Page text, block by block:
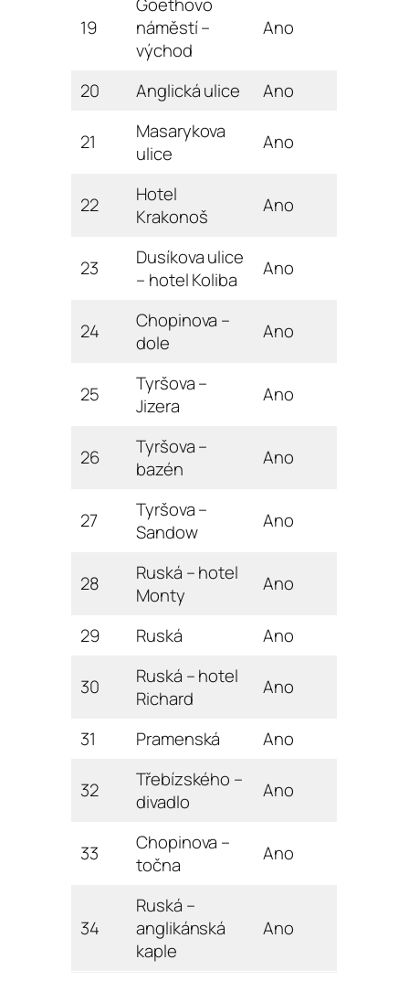
19
náměstí –
východ
Ano
20 Anglická ulice Ano
21
Masarykova
ulice
Ano
22
Hotel
Krakonoš
Ano
23
Dusíkova ulice
– hotel Koliba
Ano
24
Chopinova –
dole
Ano
25
Tyršova –
Jizera
Ano
26
Tyršova –
bazén
Ano
27
Tyršova –
Sandow
Ano
28
Ruská – hotel
Monty
Ano
29 Ruská Ano
30
Ruská – hotel
Richard
Ano
31 Pramenská Ano
32
Třebízského –
divadlo
Ano
33
Chopinova –
točna
Ano
34
Ruská –
anglikánská
kaple
Ano